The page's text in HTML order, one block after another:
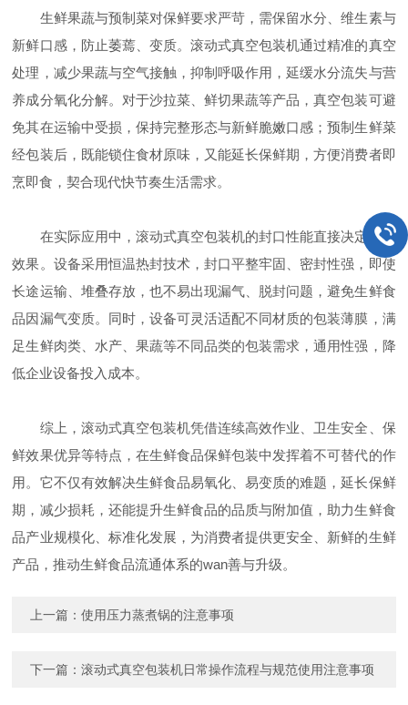
生鲜果蔬与预制菜对保鲜要求严苛，需保留水分、维生素与
新鲜口感，防止萎蔫、变质。滚动式真空包装机通过精准的真空
处理，减少果蔬与空气接触，抑制呼吸作用，延缓水分流失与营
养成分氧化分解。对于沙拉菜、鲜切果蔬等产品，真空包装可避
免其在运输中受损，保持完整形态与新鲜脆嫩口感；预制生鲜菜
经包装后，既能锁住食材原味，又能延长保鲜期，方便消费者即
烹即食，契合现代快节奏生活需求。
在实际应用中，滚动式真空包装机的封口性能直接决定保鲜
效果。设备采用恒温热封技术，封口平整牢固、密封性强，即使
长途运输、堆叠存放，也不易出现漏气、脱封问题，避免生鲜食
品因漏气变质。同时，设备可灵活适配不同材质的包装薄膜，满
足生鲜肉类、水产、果蔬等不同品类的包装需求，通用性强，降
低企业设备投入成本。
综上，滚动式真空包装机凭借连续高效作业、卫生安全、保
鲜效果优异等特点，在生鲜食品保鲜包装中发挥着不可替代的作
用。它不仅有效解决生鲜食品易氧化、易变质的难题，延长保鲜
期，减少损耗，还能提升生鲜食品的品质与附加值，助力生鲜食
品产业规模化、标准化发展，为消费者提供更安全、新鲜的生鲜
产品，推动生鲜食品流通体系的wan善与升级。
上一篇：使用压力蒸煮锅的注意事项
下一篇：滚动式真空包装机日常操作流程与规范使用注意事项